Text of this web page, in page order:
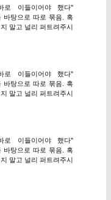
로 이들이어야 했다"
탕으로 따로 묶음. 혹
말고 널리 퍼트려주시
로 이들이어야 했다"
탕으로 따로 묶음. 혹
말고 널리 퍼트려주시
로 이들이어야 했다"
탕으로 따로 묶음. 혹
말고 널리 퍼트려주시